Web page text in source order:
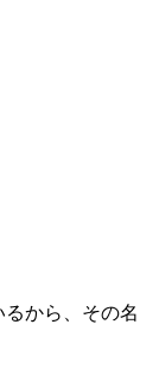
から、その名